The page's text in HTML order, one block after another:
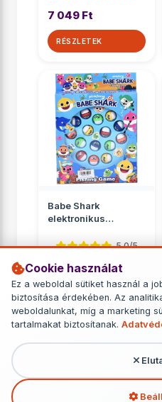
Cookie használat
Ez a weboldal sütiket használ a
biztosítása érdekében. Az
weboldalunkat, míg a marketing
tartalmakat biztosítanak.
7 049 Ft
RÉSZLETEK
Babe Shark
elektronikus
5.0/5
Ügyességi játékok
3 090 Ft
RÉSZLETEK
További